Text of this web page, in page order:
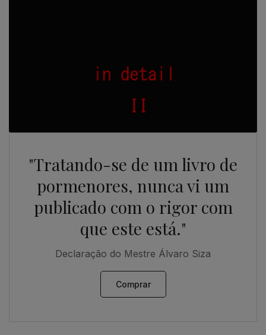
"Tratando-se de um livro de
pormenores, nunca vi um
publicado com o rigor com
que este está."
Declaração do Mestre Álvaro Siza
Comprar